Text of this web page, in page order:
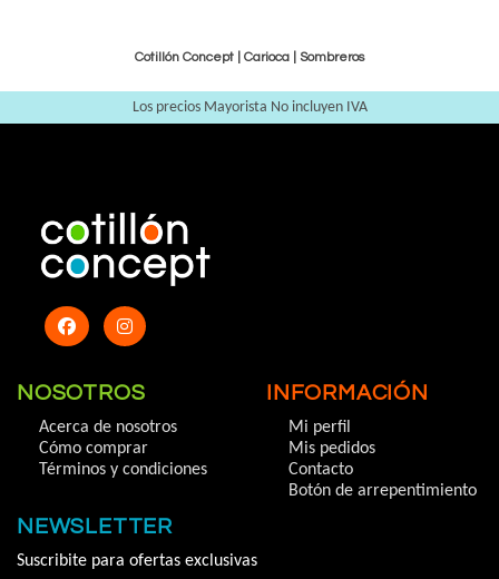
Cotillón Concept | Carioca Sombreros
Los precios Mayorista No incluyen IVA
NOSOTROS
Acerca de nosotros
Cómo comprar
Términos y condiciones
INFORMACIÓN
Mi perfil
Mis pedidos
Contacto
Botón de arrepentimiento
NEWSLETTER
Suscribite para ofertas exclusivas